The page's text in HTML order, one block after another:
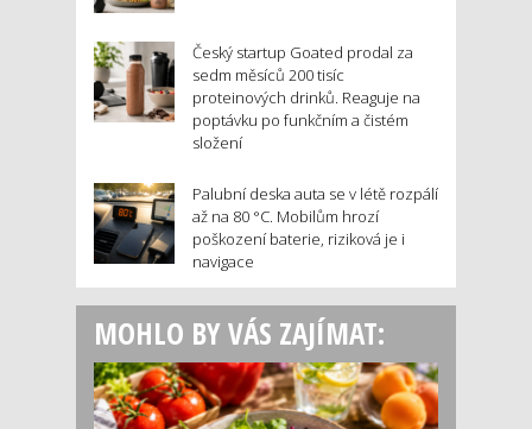
Český startup Goated prodal za
sedm měsíců 200 tisíc
proteinových drinků. Reaguje na
poptávku po funkčním a čistém
složení
Palubní deska auta se v létě rozpálí
až na 80 °C. Mobilům hrozí
poškození baterie, riziková je i
navigace
MOHLO BY VÁS ZAJÍMAT: